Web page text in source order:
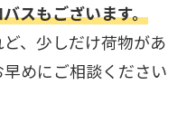
スもございます。
ど、少しだけ荷物があ
めにご相談ください